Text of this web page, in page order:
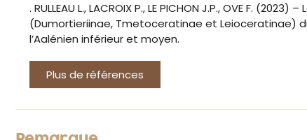
. RULLEAU L., LACROIX P., LE PICHON J.P., OVE F.
(Dumortieriinae, Tmetoceratinae et Leioceratinae)
l’Aalénien inférieur et moyen.
Plus de références